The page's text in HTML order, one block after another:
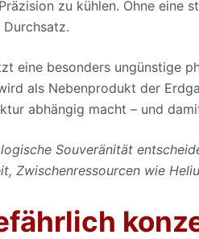
zu kühlen. Ohne eine
eine besonders ungünstige
als Nebenprodukt der
abhängig macht – und
Souveränität
Zwischenressourcen wie